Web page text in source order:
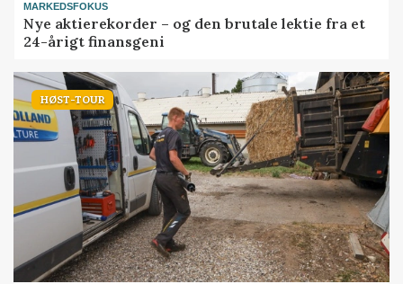
MARKEDSFOKUS
Nye aktierekorder – og den brutale lektie fra et
24-årigt finansgeni
HØST-TOUR